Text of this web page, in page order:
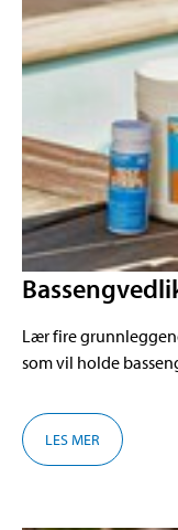
Lær fire
som vil holde
LES MER